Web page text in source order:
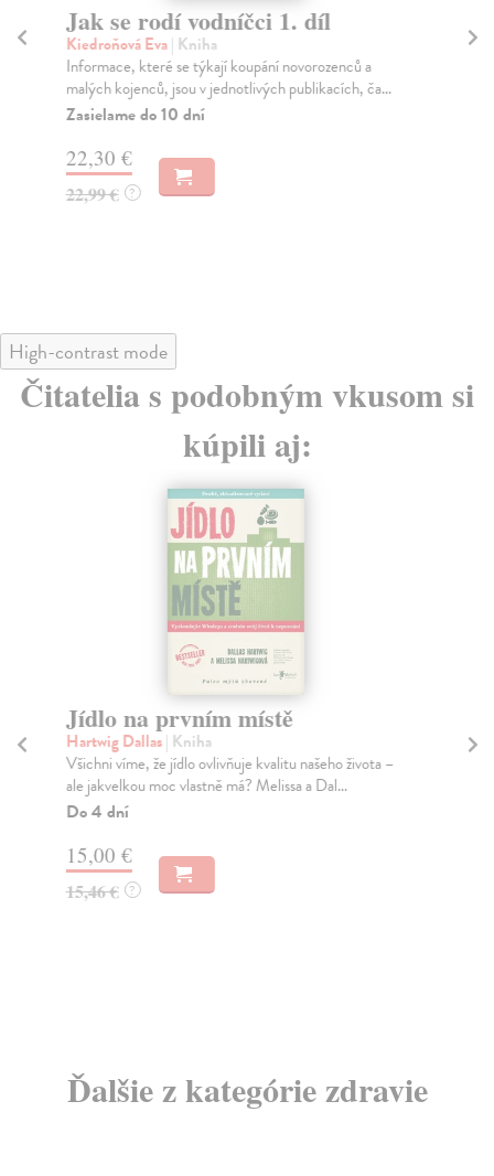
Jak se rodí vodníčci 1. díl
Kiedroňová Eva| Kniha
Informace, které se týkají koupání novorozenců a
malých kojenců, jsou v jednotlivých publikacích, ča...
Zasielame do 10 dní
22,30 €
22,99 € ?
High-contrast mode
Čitatelia s podobným vkusom si
kúpili aj:
Jídlo na prvním místě
Hartwig Dallas| Kniha
Všichni víme, že jídlo ovlivňuje kvalitu našeho života –
ale jakvelkou moc vlastně má? Melissa a Dal...
Do 4 dní
15,00 €
15,46 € ?
Ďalšie z kategórie zdravie